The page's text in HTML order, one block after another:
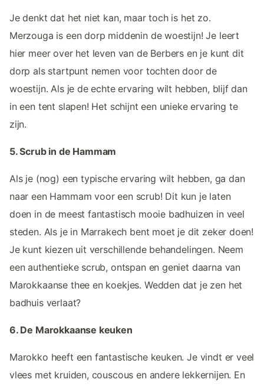
Je denkt dat het niet kan, maar toch is het zo.
Merzouga is een dorp middenin de woestijn! Je leert
hier meer over het leven van de Berbers en je kunt dit
dorp als startpunt nemen voor tochten door de
woestijn. Als je de echte ervaring wilt hebben, blijf dan
in een tent slapen! Het schijnt een unieke ervaring te
zijn.
5. Scrub in de Hammam
Als je (nog) een typische ervaring wilt hebben, ga dan
naar een Hammam voor een scrub! Dit kun je laten
doen in de meest fantastisch mooie badhuizen in veel
steden. Als je in Marrakech bent moet je dit zeker doen!
Je kunt kiezen uit verschillende behandelingen. Neem
een authentieke scrub, ontspan en geniet daarna van
Marokkaanse thee en koekjes. Wedden dat je zen het
badhuis verlaat?
6. De Marokkaanse keuken
Marokko heeft een fantastische keuken. Je vindt er veel
vlees met kruiden, couscous en andere lekkernijen. En